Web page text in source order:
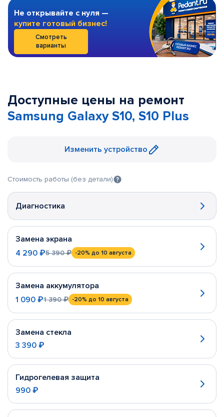
Не открывайте с нуля —
купите готовый бизнес!
Смотреть
варианты
Доступные цены на ремонт
Samsung Galaxy S10, S10 Plus
Изменить устройство
Стоимость работы (без детали)
Диагностика
Замена экрана
4 290 ₽5 390 ₽ -20% до 10 августа
Замена аккумулятора
1 090 ₽1 390 ₽ -20% до 10 августа
Замена стекла
3 390 ₽
Гидрогелевая защита
990 ₽